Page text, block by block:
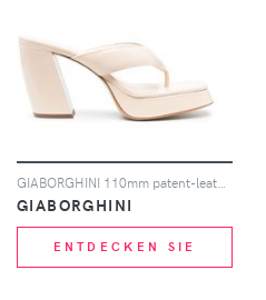
GIABORGHINI
ENTDECKEN SIE